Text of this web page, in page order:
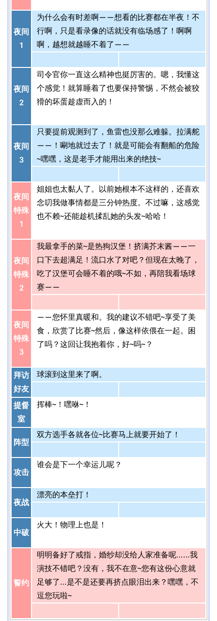
夜间
1
为什么会有时差啊——想看的比赛都在半夜！不
行啊，只是看录像的话就没有临场感了！啊啊
啊，越想就越睡不着了——
夜间
2
司令官你一直这么精神也挺厉害的。嗯，我懂这
个感觉！就算睡着了也要保持警惕，不然会被狡
猾的坏蛋趁虚而入的！
夜间
3
只要提前观测到了，鱼雷也没那么难躲。拉满舵
——！唰地就过去了！就是可能会有翻船的危险
~嘿嘿，这是老手才能用出来的绝技~
夜间
特殊
1
姐姐也太黏人了。以前她根本不这样的，还喜欢
念叨我做事情都是三分钟热度。不过嘛，这感觉
也不赖~还能趁机揉乱她的头发~哈哈！
夜间
特殊
2
我最拿手的菜~是热狗汉堡！挤满芥末酱——一
口下去超满足！流口水了对吧？但现在太晚了，
吃了汉堡可会睡不着的哦~不如，再陪我看场球
赛——
夜间
特殊
3
——您怀里真暖和。我的建议不错吧~享受了美
食，欣赏了比赛~然后，像这样依偎在一起。困
了吗？这回让我抱着你，好~吗~？
拜访
好友
球滚到这里来了啊。
提督
室
挥棒~！嘿咻~！
阵型
双方选手各就各位~比赛马上就要开始了！
攻击
谁会是下一个幸运儿呢？
夜战
漂亮的本垒打！
中破
火大！物理上也是！
誓约
明明备好了戒指，婚纱却没给人家准备呢……我
演技不错吧？没有，我不在意~您有这份心意就
足够了…是不是还要再挤点眼泪出来？嘿嘿，不
逗您玩啦~